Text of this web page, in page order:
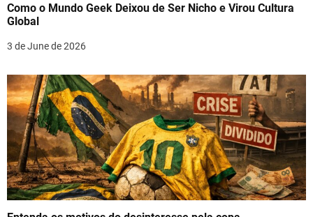
Como o Mundo Geek Deixou de Ser Nicho e Virou Cultura
Global
3 de June de 2026